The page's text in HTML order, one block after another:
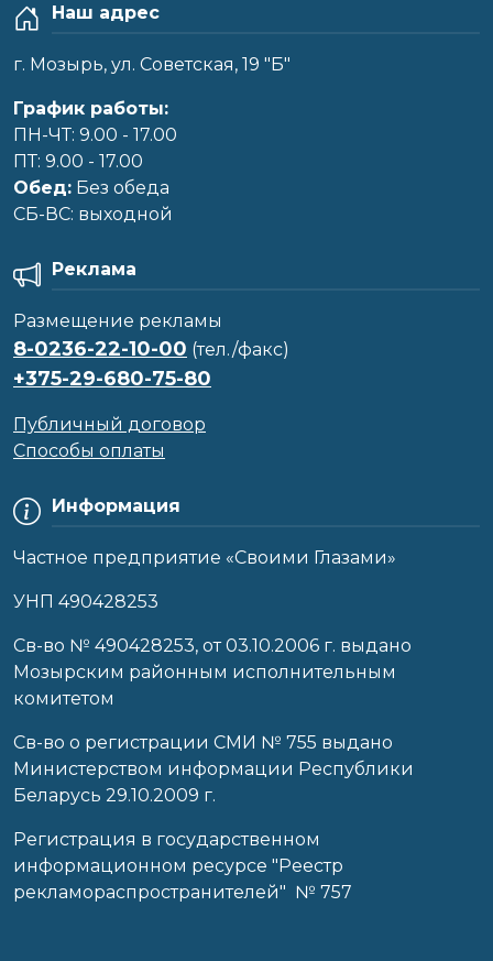
Наш адрес
г. Мозырь, ул. Советская, 19 "Б"
График работы:
ПН-ЧТ: 9.00 - 17.00
ПТ: 9.00 - 17.00
Обед: Без обеда
CБ-ВС: выходной
Информация
Частное предприятие «Своими Глазами»
УНП 490428253
Cв-во № 490428253, от 03.10.2006 г. выдано
Мозырским районным исполнительным
комитетом
Св-во о регистрации СМИ № 755 выдано
Министерством информации Республики
Беларусь 29.10.2009 г.
Регистрация в государственном
информационном ресурсе "Реестр
рекламораспространителей" № 757
Реклама
Размещение рекламы
8-0236-22-10-00 (тел./факс)
+375-29-680-75-80
Публичный договор
Способы оплаты